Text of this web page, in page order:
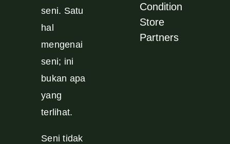
seni. Satu
hal
mengenai
seni; ini
bukan apa
yang
terlihat.
Seni tidak
Condition
Store
Partners